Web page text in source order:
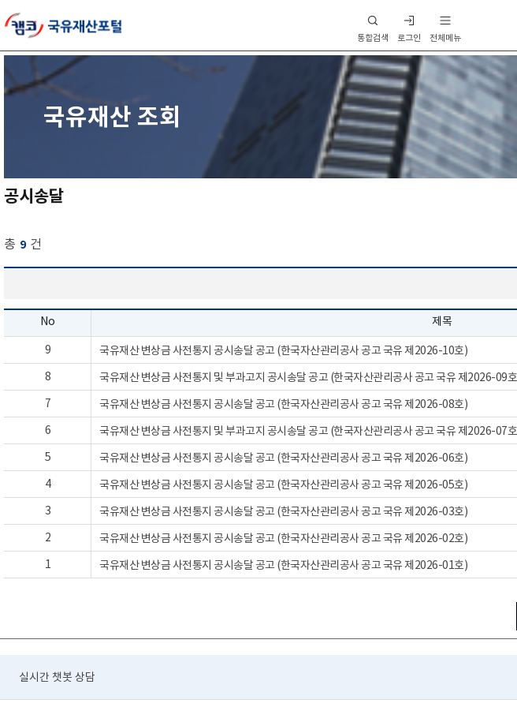
통합검색 로그인 전체메뉴
국유재산 조회
공시송달
총 9 건
No 제목
9
국유재산 변상금 사전통지 공시송달 공고 (한국자산관리공사 공고 국유 제2026-10호)
8
국유재산 변상금 사전통지 및 부과고지 공시송달 공고 (한국자산관리공사 공고 국유 제2026-09
7
국유재산 변상금 사전통지 공시송달 공고 (한국자산관리공사 공고 국유 제2026-08호)
6
국유재산 변상금 사전통지 및 부과고지 공시송달 공고 (한국자산관리공사 공고 국유 제2026-07
5
국유재산 변상금 사전통지 공시송달 공고 (한국자산관리공사 공고 국유 제2026-06호)
4
국유재산 변상금 사전통지 공시송달 공고 (한국자산관리공사 공고 국유 제2026-05호)
3
국유재산 변상금 사전통지 공시송달 공고 (한국자산관리공사 공고 국유 제2026-03호)
2
국유재산 변상금 사전통지 공시송달 공고 (한국자산관리공사 공고 국유 제2026-02호)
1
국유재산 변상금 사전통지 공시송달 공고 (한국자산관리공사 공고 국유 제2026-01호)
실시간 챗봇 상담